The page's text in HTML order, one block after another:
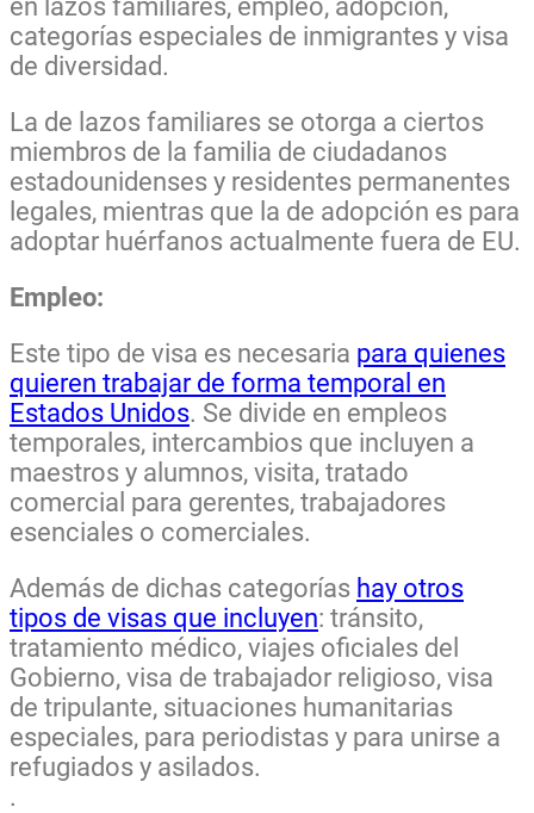
en lazos familiares, empleo, adopción,
categorías especiales de inmigrantes y visa
de diversidad.
La de lazos familiares se otorga a ciertos
miembros de la familia de ciudadanos
estadounidenses y residentes permanentes
legales, mientras que la de adopción es para
adoptar huérfanos actualmente fuera de EU.
Empleo:
Este tipo de visa es necesaria para quienes
quieren trabajar de forma temporal en
Estados Unidos. Se divide en empleos
temporales, intercambios que incluyen a
maestros y alumnos, visita, tratado
comercial para gerentes, trabajadores
esenciales o comerciales.
Además de dichas categorías hay otros
tipos de visas que incluyen: tránsito,
tratamiento médico, viajes oficiales del
Gobierno, visa de trabajador religioso, visa
de tripulante, situaciones humanitarias
especiales, para periodistas y para unirse a
refugiados y asilados.
.